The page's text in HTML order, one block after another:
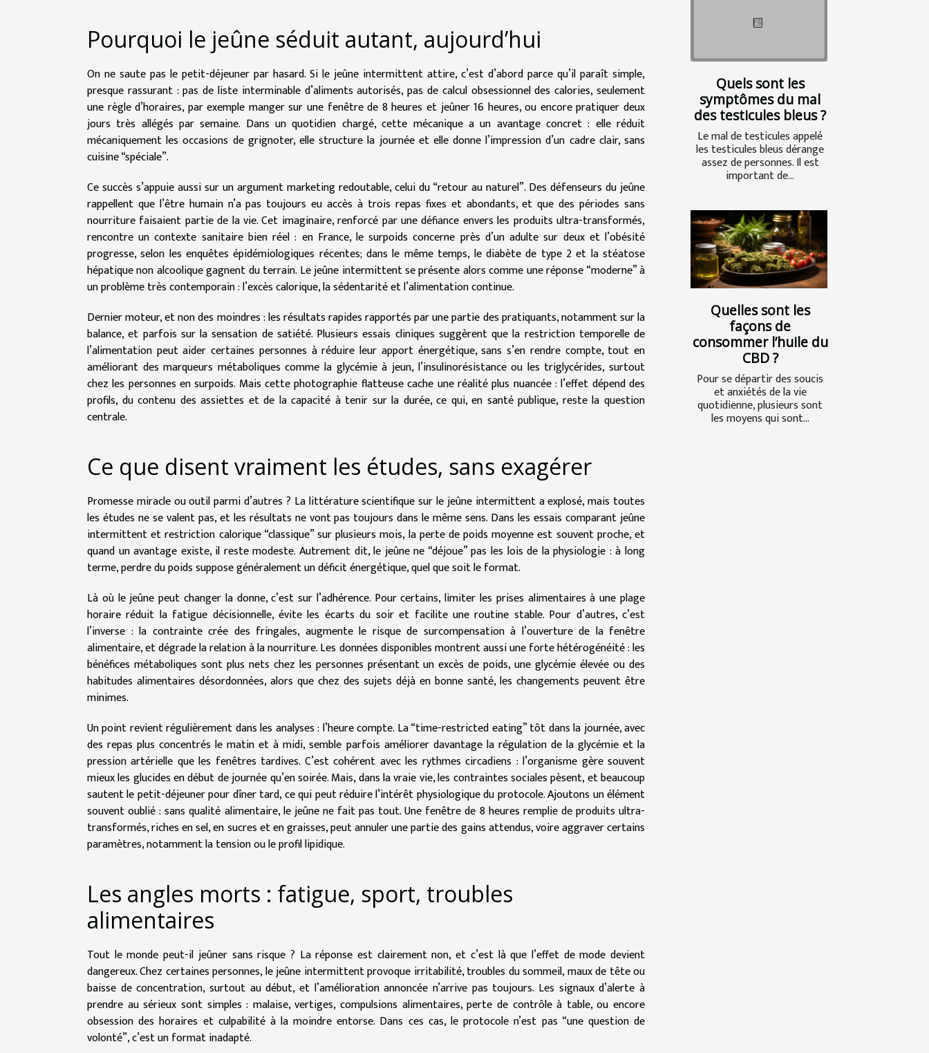
Pourquoi le jeûne séduit autant, aujourd’hui
On ne saute pas le petit-déjeuner par hasard. Si le jeûne intermittent attire, c’est d’abord parce qu’il paraît simple,
presque rassurant : pas de liste interminable d’aliments autorisés, pas de calcul obsessionnel des calories, seulement
une règle d’horaires, par exemple manger sur une fenêtre de 8 heures et jeûner 16 heures, ou encore pratiquer deux
jours très allégés par semaine. Dans un quotidien chargé, cette mécanique a un avantage concret : elle réduit
mécaniquement les occasions de grignoter, elle structure la journée et elle donne l’impression d’un cadre clair, sans
cuisine “spéciale”.
Ce succès s’appuie aussi sur un argument marketing redoutable, celui du “retour au naturel”. Des défenseurs du jeûne
rappellent que l’être humain n’a pas toujours eu accès à trois repas fixes et abondants, et que des périodes sans
nourriture faisaient partie de la vie. Cet imaginaire, renforcé par une défiance envers les produits ultra-transformés,
rencontre un contexte sanitaire bien réel : en France, le surpoids concerne près d’un adulte sur deux et l’obésité
progresse, selon les enquêtes épidémiologiques récentes; dans le même temps, le diabète de type 2 et la stéatose
hépatique non alcoolique gagnent du terrain. Le jeûne intermittent se présente alors comme une réponse “moderne” à
un problème très contemporain : l’excès calorique, la sédentarité et l’alimentation continue.
Dernier moteur, et non des moindres : les résultats rapides rapportés par une partie des pratiquants, notamment sur la
balance, et parfois sur la sensation de satiété. Plusieurs essais cliniques suggèrent que la restriction temporelle de
l’alimentation peut aider certaines personnes à réduire leur apport énergétique, sans s’en rendre compte, tout en
améliorant des marqueurs métaboliques comme la glycémie à jeun, l’insulinorésistance ou les triglycérides, surtout
chez les personnes en surpoids. Mais cette photographie flatteuse cache une réalité plus nuancée : l’effet dépend des
profils, du contenu des assiettes et de la capacité à tenir sur la durée, ce qui, en santé publique, reste la question
centrale.
Ce que disent vraiment les études, sans exagérer
Promesse miracle ou outil parmi d’autres ? La littérature scientifique sur le jeûne intermittent a explosé, mais toutes
les études ne se valent pas, et les résultats ne vont pas toujours dans le même sens. Dans les essais comparant jeûne
intermittent et restriction calorique “classique” sur plusieurs mois, la perte de poids moyenne est souvent proche, et
quand un avantage existe, il reste modeste. Autrement dit, le jeûne ne “déjoue” pas les lois de la physiologie : à long
terme, perdre du poids suppose généralement un déficit énergétique, quel que soit le format.
Là où le jeûne peut changer la donne, c’est sur l’adhérence. Pour certains, limiter les prises alimentaires à une plage
horaire réduit la fatigue décisionnelle, évite les écarts du soir et facilite une routine stable. Pour d’autres, c’est
l’inverse : la contrainte crée des fringales, augmente le risque de surcompensation à l’ouverture de la fenêtre
alimentaire, et dégrade la relation à la nourriture. Les données disponibles montrent aussi une forte hétérogénéité : les
bénéfices métaboliques sont plus nets chez les personnes présentant un excès de poids, une glycémie élevée ou des
habitudes alimentaires désordonnées, alors que chez des sujets déjà en bonne santé, les changements peuvent être
minimes.
Un point revient régulièrement dans les analyses : l’heure compte. La “time-restricted eating” tôt dans la journée, avec
des repas plus concentrés le matin et à midi, semble parfois améliorer davantage la régulation de la glycémie et la
pression artérielle que les fenêtres tardives. C’est cohérent avec les rythmes circadiens : l’organisme gère souvent
mieux les glucides en début de journée qu’en soirée. Mais, dans la vraie vie, les contraintes sociales pèsent, et beaucoup
sautent le petit-déjeuner pour dîner tard, ce qui peut réduire l’intérêt physiologique du protocole. Ajoutons un élément
souvent oublié : sans qualité alimentaire, le jeûne ne fait pas tout. Une fenêtre de 8 heures remplie de produits ultra-
transformés, riches en sel, en sucres et en graisses, peut annuler une partie des gains attendus, voire aggraver certains
paramètres, notamment la tension ou le profil lipidique.
Les angles morts : fatigue, sport, troubles
alimentaires
Tout le monde peut-il jeûner sans risque ? La réponse est clairement non, et c’est là que l’effet de mode devient
dangereux. Chez certaines personnes, le jeûne intermittent provoque irritabilité, troubles du sommeil, maux de tête ou
baisse de concentration, surtout au début, et l’amélioration annoncée n’arrive pas toujours. Les signaux d’alerte à
prendre au sérieux sont simples : malaise, vertiges, compulsions alimentaires, perte de contrôle à table, ou encore
obsession des horaires et culpabilité à la moindre entorse. Dans ces cas, le protocole n’est pas “une question de
volonté”, c’est un format inadapté.
Quels sont les
symptômes du mal
des testicules bleus ?
Le mal de testicules appelé
les testicules bleus dérange
assez de personnes. Il est
important de...
Quelles sont les
façons de
consommer l’huile du
CBD ?
Pour se départir des soucis
et anxiétés de la vie
quotidienne, plusieurs sont
les moyens qui sont...